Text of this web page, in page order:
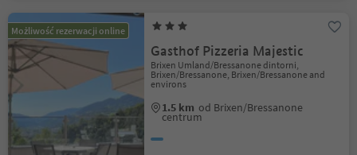
Możliwość rezerwacji online
Gasthof Pizzeria Majestic
Brixen Umland/Bressanone dintorni,
Brixen/Bressanone, Brixen/Bressanone and
environs
1.5 km od Brixen/Bressanone
centrum